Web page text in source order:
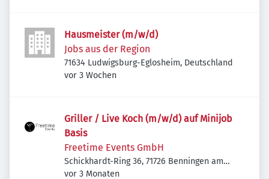
Hausmeister (m/w/d)
Jobs aus der Region
71634 Ludwigsburg-Eglosheim, Deutschland
Veröffentlicht
vor 3 Wochen
Griller / Live Koch (m/w/d) auf Minijob
Basis
Freetime Events GmbH
Schickhardt-Ring 36, 71726 Benningen am
Neckar, Deutschland
Veröffentlicht:
vor 3 Monaten